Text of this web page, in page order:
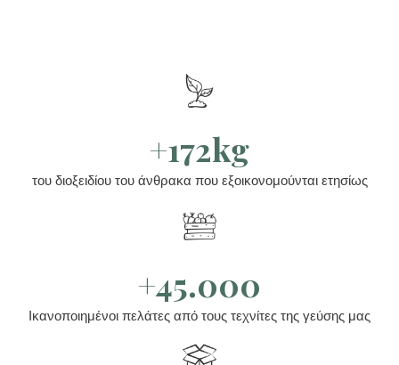
+172kg
του διοξειδίου του άνθρακα που εξοικονομούνται ετησίως
+45.000
Ικανοποιημένοι πελάτες από τους τεχνίτες της γεύσης μας